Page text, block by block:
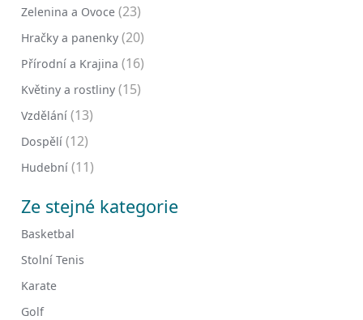
Zelenina a Ovoce (23)
Hračky a panenky (20)
Přírodní a Krajina (16)
Květiny a rostliny (15)
Vzdělání (13)
Dospělí (12)
Hudební (11)
Ze stejné kategorie
Basketbal
Stolní Tenis
Karate
Golf